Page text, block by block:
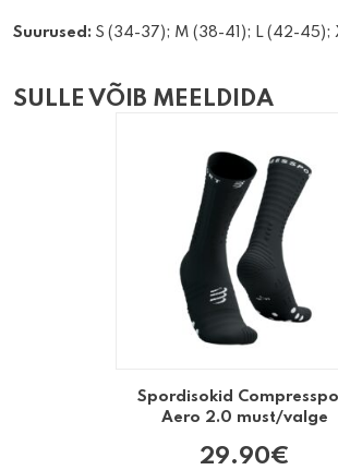
Suurused: S (34-37); M (38-41); L (42-45);
SULLE VÕIB MEELDIDA
Spordisokid
Aero 2.0 must/valge
29.90€